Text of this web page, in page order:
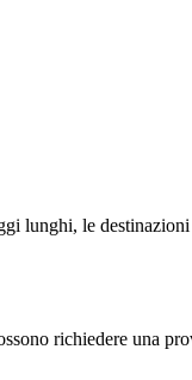
lunghi, le
richiedere una